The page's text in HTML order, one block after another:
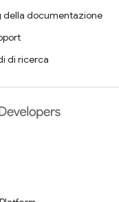
della documentazione
di ricerca